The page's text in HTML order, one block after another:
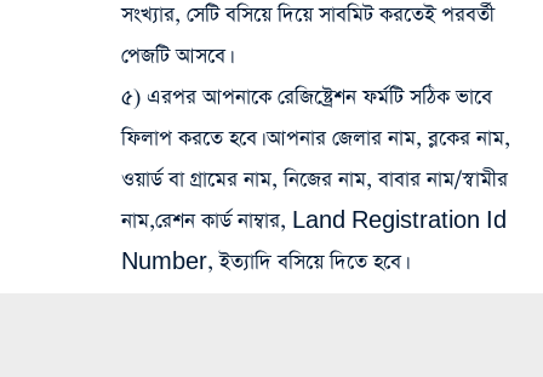
সংখ্যার, সেটি বসিয়ে দিয়ে সাবমিট করতেই পরবর্তী
পেজটি আসবে।
৫) এরপর আপনাকে রেজিষ্ট্রেশন ফর্মটি সঠিক ভাবে
ফিলাপ করতে হবে। আপনার জেলার নাম, ব্লকের নাম,
ওয়ার্ড বা গ্রামের নাম, নিজের নাম, বাবার নাম/স্বামীর
নাম,রেশন কার্ড নাম্বার, Land Registration Id
Number, ইত্যাদি বসিয়ে দিতে হবে।